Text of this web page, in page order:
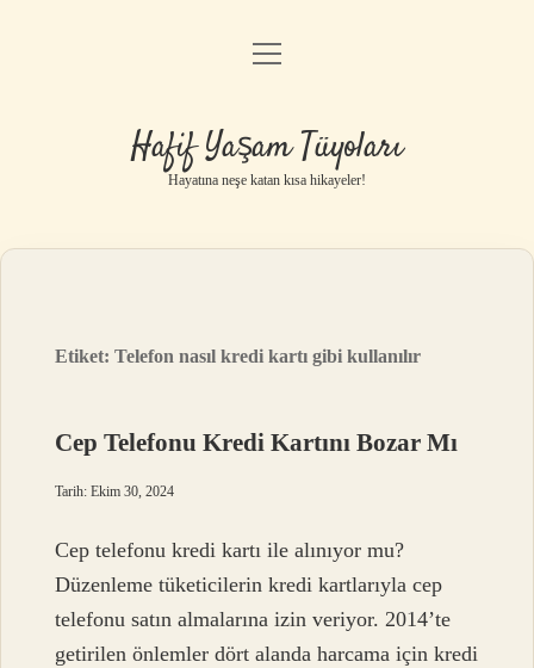
Anasayfa
Yasal Uyarı
menüyü
Hafif Yaşam Tüyoları
Hayatına neşe katan kısa hikayeler!
Etiket:Telefon nasıl kredi kartı gibi kullanılır
Cep Telefonu Kredi Kartını Bozar Mı
Tarih: Ekim 30, 2024
Cep telefonu kredi kartı ile alınıyor mu?
Düzenleme tüketicilerin kredi kartlarıyla cep
telefonu satın almalarına izin veriyor. 2014’te
getirilen önlemler dört alanda harcama için kredi